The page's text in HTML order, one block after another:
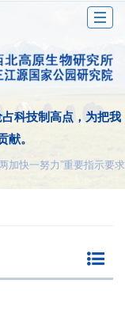
科技制高点，为把我
。
加快一努力”重要指示要求